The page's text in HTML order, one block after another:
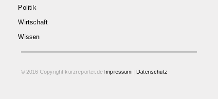
Politik
Wirtschaft
Wissen
© 2016 Copyright kurzreporter.de Impressum Datenschutz